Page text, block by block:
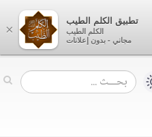
×
تطبيق الكلم الطيب
الكلم الطيب
مجاني - بدون إعلانات